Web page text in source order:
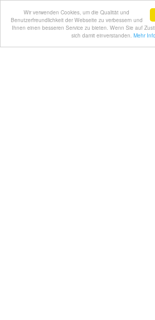
Wir verwenden Cookies, um die Qualität und
Benutzerfreundlichkeit der Webseite zu verbessern und
Ihnen einen besseren Service zu bieten. Wenn Sie auf
sich damit einverstanden. Mehr